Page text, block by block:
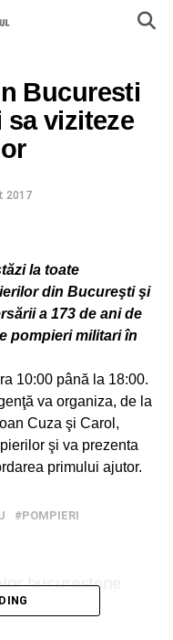
Bucuresti
viziteze
2017
la toate
din Bucureşti şi
a 173 de ani de
pompieri militari în
10:00 până la 18:00.
va organiza, de la
Cuza şi Carol,
şi va prezenta
primului ajutor.
POMPIERI
bucureștene